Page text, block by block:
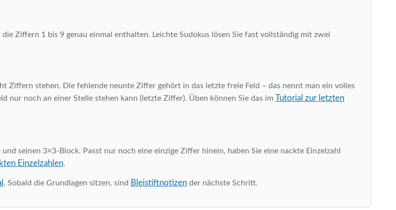
Ziffern 1 bis 9 genau einmal enthalten. Leichte Sudokus lösen Sie fast vollständig mit zwei
Ziffern stehen. Die fehlende neunte Ziffer gehört in das letzte freie Feld – das nennt man ein volles
nur noch an einer Stelle stehen kann (letzte Ziffer). Üben können Sie das im Tutorial zur letzten
seinen 3×3-Block. Passt nur noch eine einzige Ziffer hinein, haben Sie eine nackte Einzelzahl
Einzelzahlen.
. Sobald die Grundlagen sitzen, sind Bleistiftnotizender nächste Schritt.